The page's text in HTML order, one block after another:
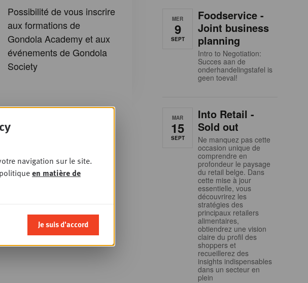
Possibilité de vous inscrire
aux formations de
Gondola Academy et aux
événements de Gondola
Society
MER
9
SEPT
Foodservice -
Joint business
planning
Intro to Negotiation:
Succes aan de
onderhandelingstafel is
geen toeval!
MAR
15
SEPT
Into Retail -
Sold out
Ne manquez pas cette
occasion unique de
comprendre en
profondeur le paysage
du retail belge. Dans
cette mise à jour
essentielle, vous
découvrirez les
stratégies des
principaux retailers
alimentaires,
obtiendrez une vision
claire du profil des
shoppers et
recueillerez des
insights indispensables
dans un secteur en
plein
navigation sur le site.
en matière de
Je suis d'accord